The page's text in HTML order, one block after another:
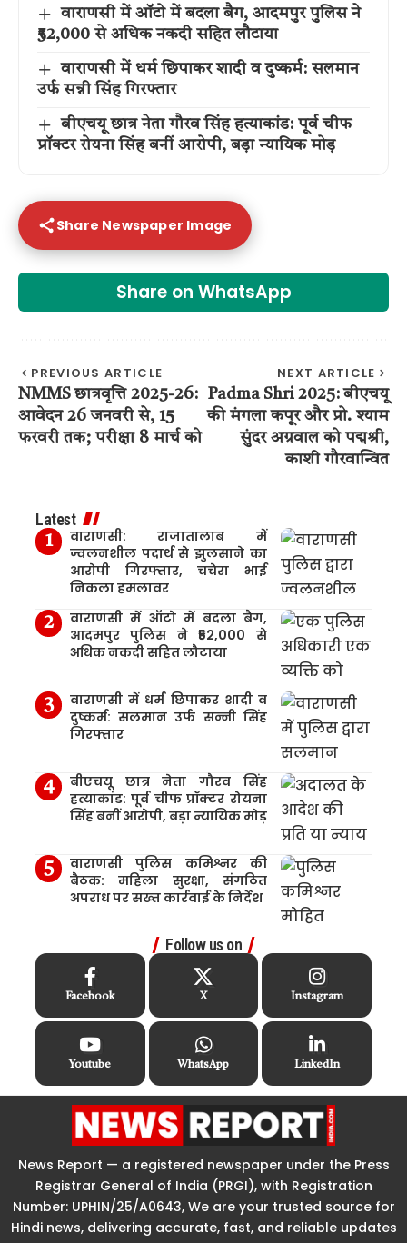
वाराणसी में ऑटो में बदला बैग, आदमपुर पुलिस ने
₹52,000 से अधिक नकदी सहित लौटाया
वाराणसी में धर्म छिपाकर शादी व दुष्कर्म: सलमान
उर्फ सन्नी सिंह गिरफ्तार
बीएचयू छात्र नेता गौरव सिंह हत्याकांड: पूर्व चीफ
प्रॉक्टर रोयना सिंह बनीं आरोपी, बड़ा न्यायिक मोड़
Share Newspaper Image
Share on WhatsApp
PREVIOUS ARTICLE
NMMS छात्रवृत्ति 2025-26:
आवेदन 26 जनवरी से, 15
फरवरी तक; परीक्षा 8 मार्च को
NEXT ARTICLE
Padma Shri 2025: बीएचयू
की मंगला कपूर और प्रो. श्याम
सुंदर अग्रवाल को पद्मश्री,
काशी गौरवान्वित
Latest
वाराणसी: राजातालाब में
ज्वलनशील पदार्थ से झुलसाने का
आरोपी गिरफ्तार, चचेरा भाई
निकला हमलावर
वाराणसी में ऑटो में बदला बैग,
आदमपुर पुलिस ने ₹52,000 से
अधिक नकदी सहित लौटाया
वाराणसी में धर्म छिपाकर शादी व
दुष्कर्म: सलमान उर्फ सन्नी सिंह
गिरफ्तार
बीएचयू छात्र नेता गौरव सिंह
हत्याकांड: पूर्व चीफ प्रॉक्टर रोयना
सिंह बनीं आरोपी, बड़ा न्यायिक मोड़
वाराणसी पुलिस कमिश्नर की
बैठक: महिला सुरक्षा, संगठित
अपराध पर सख्त कार्रवाई के निर्देश
Follow us on
Facebook X Instagram
Youtube WhatsApp LinkedIn
News Report — a registered newspaper under the Press
Registrar General of India (PRGI), with Registration
Number: UPHIN/25/A0643, We are your trusted source for
Hindi news, delivering accurate, fast, and reliable updates